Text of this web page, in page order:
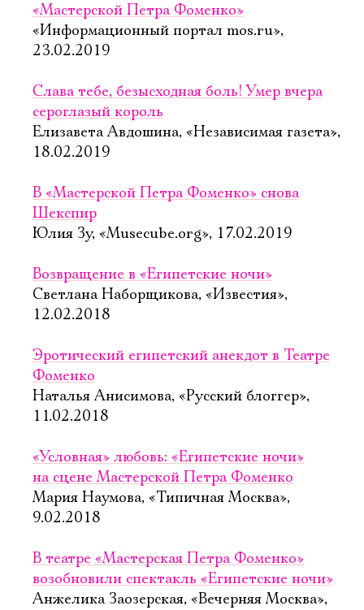
«Мастерской Петра Фоменко»
«Информационный портал mos.ru»,
23.02.2019
Слава тебе, безысходная боль! Умер вчера
сероглазый король
Елизавета Авдошина, «Независимая газета»,
18.02.2019
В «Мастерской Петра Фоменко» снова
Шекспир
Юлия Зу, «Musecube.org», 17.02.2019
Возвращение в «Египетские ночи»
Светлана Наборщикова, «Известия»,
12.02.2018
Эротический египетский анекдот в Театре
Фоменко
Наталья Анисимова, «Русский блоггер»,
11.02.2018
«Условная» любовь: «Египетские ночи»
на сцене Мастерской Петра Фоменко
Мария Наумова, «Типичная Москва»,
9.02.2018
В театре «Мастерская Петра Фоменко»
возобновили спектакль «Египетские ночи»
Анжелика Заозерская, «Вечерняя Москва»,